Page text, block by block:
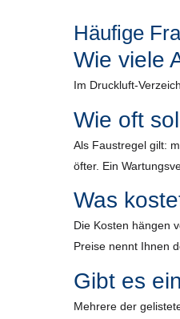
Häufige
Wie viele
Im Druckluft-
Wie oft
Als Faustregel gilt:
öfter. Ein
Was
Die Kosten hängen
Preise nennt Ihnen
Gibt es
Mehrere der